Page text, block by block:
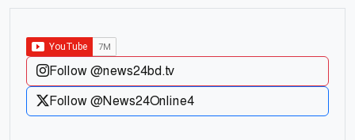
Follow @news24bd.tv
Follow @News24Online4